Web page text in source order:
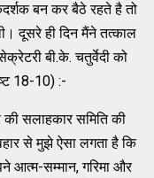
बन कर बैठे रहते है तो
दूसरे ही दिन मैंने तत्काल
बी.के. चतुर्वेदी को
18-10) :-
सलाहकार समिति की
से मुझे ऐसा लगता है कि
आत्म-सम्मान, गरिमा और